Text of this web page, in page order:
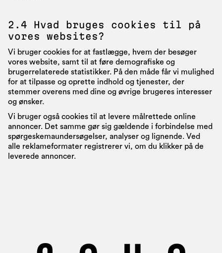
2.4 Hvad bruges cookies til på
vores websites?
Vi bruger cookies for at fastlægge, hvem der besøger
vores website, samt til at føre demografiske og
brugerrelaterede statistikker. På den måde får vi mulighed
for at tilpasse og oprette indhold og tjenester, der
stemmer overens med dine og øvrige brugeres interesser
og ønsker.
Vi bruger også cookies til at levere målrettede online
annoncer. Det samme gør sig gældende i forbindelse med
spørgeskemaundersøgelser, analyser og lignende. Ved
alle reklameformater registrerer vi, om du klikker på de
leverede annoncer.